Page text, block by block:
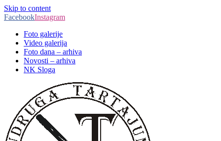
Skip to content
FacebookInstagram
Foto galerije
Video galerija
Foto dana – arhiva
Novosti – arhiva
NK Sloga